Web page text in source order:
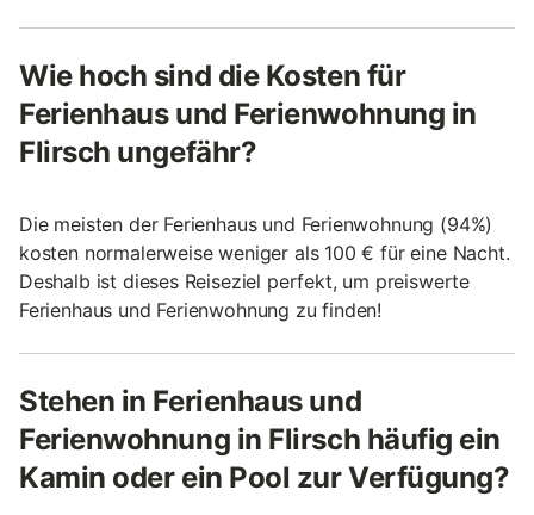
Wie hoch sind die Kosten für
Ferienhaus und Ferienwohnung in
Flirsch ungefähr?
Die meisten der Ferienhaus und Ferienwohnung (94%)
kosten normalerweise weniger als 100 € für eine Nacht.
Deshalb ist dieses Reiseziel perfekt, um preiswerte
Ferienhaus und Ferienwohnung zu finden!
Stehen in Ferienhaus und
Ferienwohnung in Flirsch häufig ein
Kamin oder ein Pool zur Verfügung?